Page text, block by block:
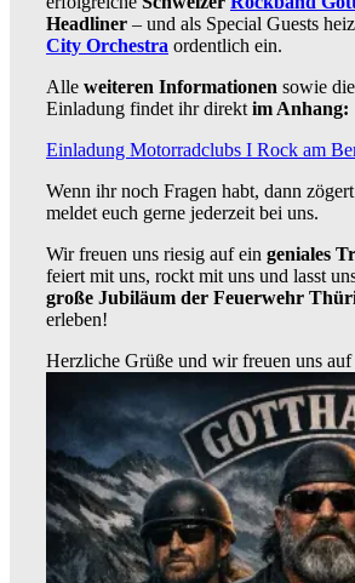
Headliner – und als Special Guests
City Orchestra ordentlich ein.
Alle weiteren Informationen sowie
Einladung findet ihr direktim Anhang:
Einladung Motorradclubs I Rock am
Wenn ihr noch Fragen habt, dann
meldet euch gerne jederzeit bei uns.
Wir freuen uns riesig auf ein geniales
feiert mit uns, rockt mit uns und lasst
große Jubiläum der Feuerwehr
erleben!
Herzliche Grüße und wir freuen uns auf